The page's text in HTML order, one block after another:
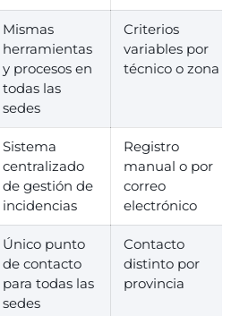
Mismas
herramientas
y procesos en
todas las
sedes
Criterios
variables por
técnico o zona
Sistema
centralizado
de gestión de
incidencias
Registro
manual o por
correo
electrónico
Único punto
de contacto
para todas las
sedes
Contacto
distinto por
provincia